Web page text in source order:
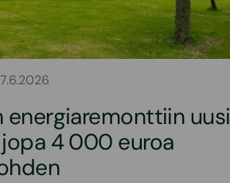
energiaremonttiin uusi
4 000 euroa